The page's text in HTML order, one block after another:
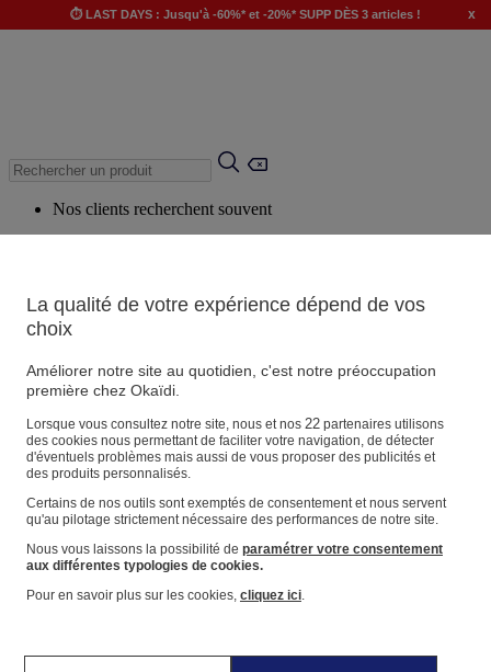
⏱️ LAST DAYS : Jusqu'à -60%* et -20%* SUPP DÈS 3 articles ! x
Nos clients recherchent souvent
Produits suggérés
Voir tous les produits
Magasin
Vos informations personnelles
Suivre une commande
Panier
Favoris
La qualité de votre expérience dépend de vos
choix
Améliorer notre site au quotidien, c'est notre préoccupation
première chez Okaïdi.
Lorsque vous consultez notre site, nous et nos 22partenaires utilisons
des cookies nous permettant de faciliter votre navigation, de détecter
d'éventuels problèmes mais aussi de vous proposer des publicités et
des produits personnalisés.
Certains de nos outils sont exemptés de consentement et nous servent
qu'au pilotage strictement nécessaire des performances de notre site.
Nous vous laissons la possibilité de paramétrer votre consentement
aux différentes typologies de cookies.
Pour en savoir plus sur les cookies, cliquez ici.